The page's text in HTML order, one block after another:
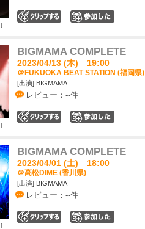
BIGMAMA COMPLETE
2023/04/13 (木) 19:00
＠FUKUOKA BEAT STATION (福岡県)
[出演] BIGMAMA
レビュー：--件
BIGMAMA COMPLETE
2023/04/01 (土) 18:00
＠高松DIME (香川県)
[出演] BIGMAMA
レビュー：--件